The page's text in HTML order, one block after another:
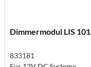
Dimmermodul LIS
833181